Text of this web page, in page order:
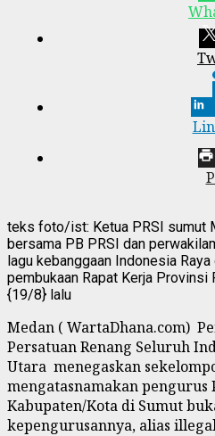
teks foto/ist: Ketua PRSI sumut
bersama PB PRSI dan
lagu kebanggaan Indonesia
pembukaan Rapat Kerja Provinsi
{19/8} lalu
Medan ( WartaDhana.com)
Persatuan Renang Seluruh
Utara menegaskan
mengatasnamakan pengurus
Kabupaten/Kota di Sumut
kepengurusannya, alias